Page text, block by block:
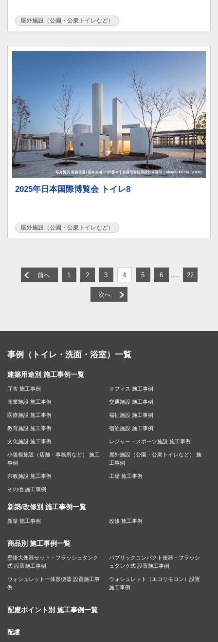
屋外施設（公園・公衆トイレなど）
2025年日本国際博覧会 トイレ8
屋外施設（公園・公衆トイレなど）
前へ 1 2 3 4 5 6 22
次へ
事例（トイレ・洗面・浴室）一覧
建築用途別 施工事例一覧
庁舎 施工事例 オフィス 施工事例
商業施設 施工事例 交通施設 施工事例
医療施設 施工事例 福祉施設 施工事例
教育施設 施工事例 宿泊施設 施工事例
文化施設 施工事例 レジャー・スポーツ施設 施工事例
小規模施設（店舗・事務所など） 施工
事例
屋外施設（公園・公衆トイレなど） 施
工事例
宗教施設 施工事例 工場 施工事例
その他 施工事例
新築/改修別 施工事例一覧
新築 施工事例 改修 施工事例
商品別 施工事例一覧
壁掛大便器セット・フラッシュタンク
式 設置施工事例
パブリックコンパクト便器・フラッシ
ュタンク式 設置施工事例
ウォシュレット一体形便器 設置施工事
例
ウォシュレット（エコリモコン）設置
施工事例
配慮ポイント別 施工事例一覧
配慮